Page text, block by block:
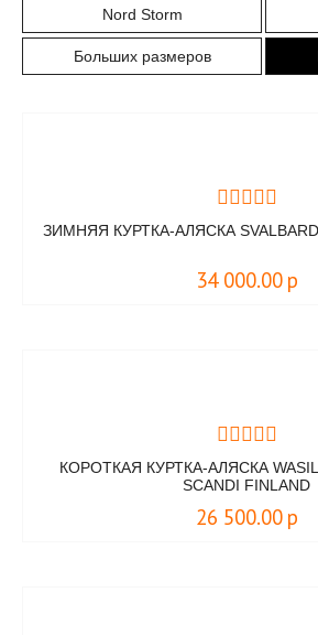
Nord Storm
Больших размеров
ЗИМНЯЯ КУРТКА-АЛЯСКА SVALBARD
34 000.00 р
КОРОТКАЯ КУРТКА-АЛЯСКА
SCANDI FINLAND
26 500.00 р